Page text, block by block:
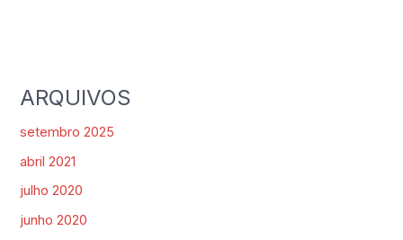
ARQUIVOS
setembro 2025
abril 2021
julho 2020
junho 2020